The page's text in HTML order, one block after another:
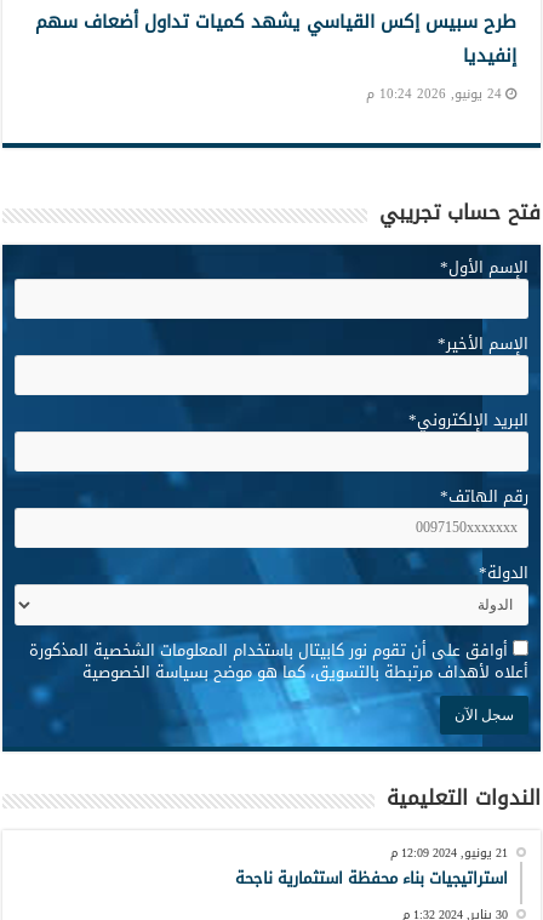
طرح سبيس إكس القياسي يشهد كميات تداول أضعاف سهم
إنفيديا
24 يونيو, 2026 10:24 م
فتح حساب تجريبي
الإسم الأول*
الإسم الأخير*
البريد الإلكتروني*
رقم الهاتف*
الدولة*
* أوافق على أن تقوم نور كابيتال باستخدام المعلومات الشخصية المذكورة
أعلاه لأهداف مرتبطة بالتسويق، كما هو موضح بسياسة الخصوصية
الندوات التعليمية
21 يونيو, 2024 12:09 م
استراتيجيات بناء محفظة استثمارية ناجحة
30 يناير, 2024 1:32 م